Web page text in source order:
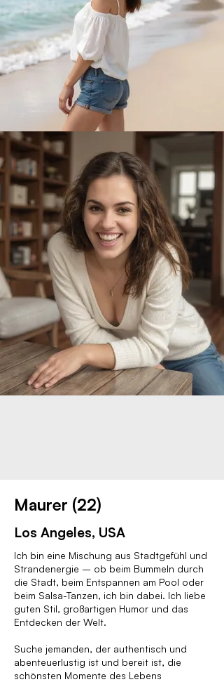
Maurer (22)
Los Angeles, USA
Ich bin eine Mischung aus Stadtgefühl und
Strandenergie – ob beim Bummeln durch
die Stadt, beim Entspannen am Pool oder
beim Salsa-Tanzen, ich bin dabei. Ich liebe
guten Stil, großartigen Humor und das
Entdecken der Welt.
Suche jemanden, der authentisch und
abenteuerlustig ist und bereit ist, die
schönsten Momente des Lebens